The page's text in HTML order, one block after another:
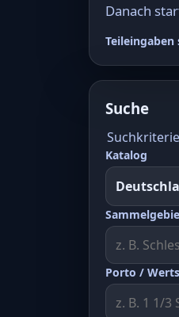
Danach
Suche
Katalog
Porto /